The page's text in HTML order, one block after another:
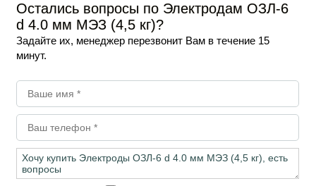
Остались вопросы по Электродам ОЗЛ-6
d 4.0 мм МЭЗ (4,5 кг)?
Задайте их, менеджер перезвонит Вам в течение 15
минут.